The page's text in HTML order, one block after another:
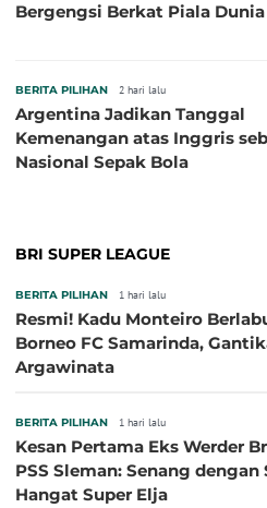
Bergengsi Berkat Piala
BERITA PILIHAN 2 hari lalu
Argentina Jadikan Tanggal
Kemenangan atas Inggris
Nasional Sepak Bola
BRI SUPER LEAGUE
BERITA PILIHAN 1 hari lalu
Resmi! Kadu Monteiro
Borneo FC Samarinda,
Argawinata
BERITA PILIHAN 1 hari lalu
Kesan Pertama Eks Werder
PSS Sleman: Senang
Hangat Super Elja